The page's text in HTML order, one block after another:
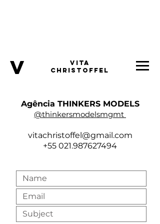
v
VITA
CHRISTOFFEL
Agência THINKERS MODELS
@thinkersmodelsmgmt
vitachristoffel@gmail.com
+55 021.987627494